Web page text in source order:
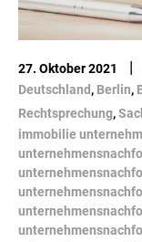
27. Oktober 2021 |
Deutschland , Berlin,
Rechtsprechung,
immobilie